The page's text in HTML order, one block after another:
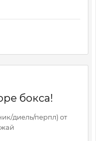
бокса!
диель/перпл) от